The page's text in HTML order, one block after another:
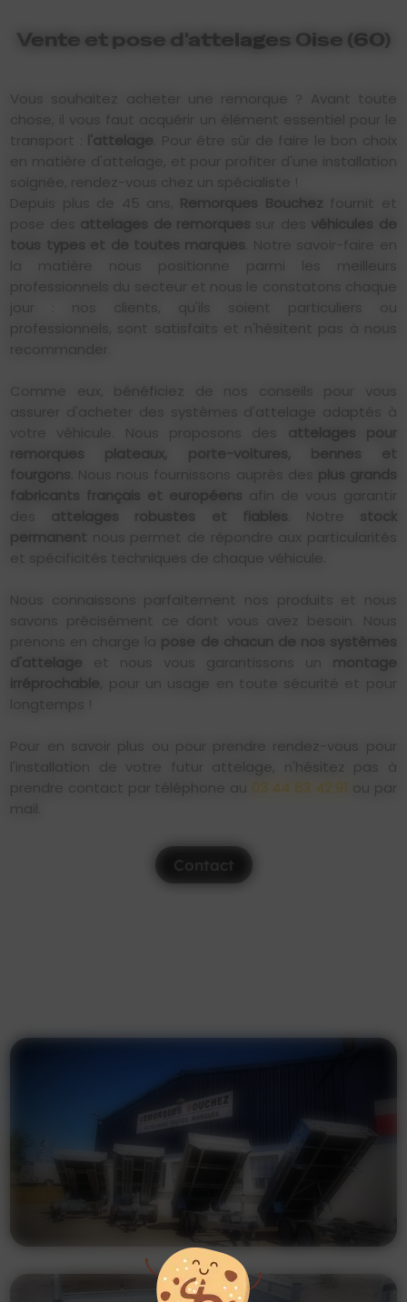
Vente et pose d'attelages Oise (60)
Vous souhaitez acheter une remorque ? Avant toute
chose, il vous faut acquérir un élément essentiel pour le
transport :
l'attelage
en matière d'attelage, et pour profiter d'une installation
soignée, rendez-vous chez un spécialiste !
Depuis plus de 45 ans,
Remorques Bouchez fournit et
pose des
attelages de remorques
véhicules de
tous types et de toutes marques
la matière nous positionne parmi les meilleurs
professionnels du secteur et nous le constatons chaque
jour : nos clients, qu'ils soient particuliers ou
professionnels, sont satisfaits et n'hésitent pas à nous
recommander.
Comme eux, bénéficiez de nos conseils pour vous
assurer d'acheter des systèmes d'attelage adaptés à
attelages pour
remorques plateaux, porte-voitures, bennes et
fourgons
. Nous nous fournissons auprès des
plus grands
fabricants français et européens
attelages robustes et fiables
stock
permanent
nous permet de répondre aux particularités
et spécificités techniques de chaque véhicule.
Nous connaissons parfaitement nos produits et nous
savons précisément ce dont vous avez besoin. Nous
prenons en charge la
pose de chacun de nos systèmes
d'attelage
montage
irréprochable
, pour un usage en toute sécurité et pour
Pour en savoir plus ou pour prendre rendez-vous pour
l'installation de votre futur attelage, n'hésitez pas à
prendre contact par téléphone au
03 44 83 42 91
mail.